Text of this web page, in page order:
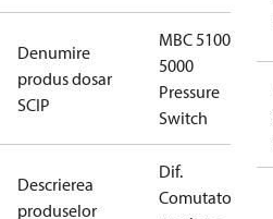
Denumire
produs dosar
SCIP
MBC 5100
5000
Pressure
Switch
Descrierea
produselor
Dif.
Comutator